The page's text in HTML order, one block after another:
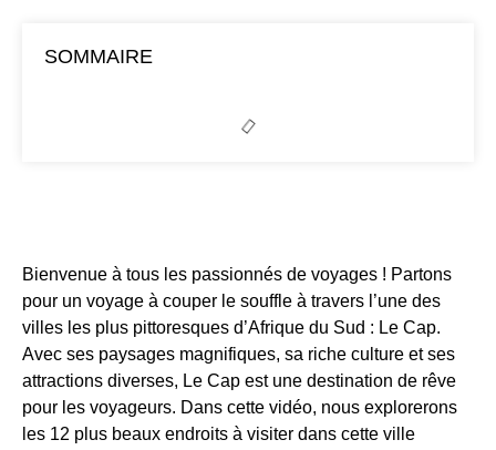
SOMMAIRE
Bienvenue à tous les passionnés de voyages ! Partons
pour un voyage à couper le souffle à travers l’une des
villes les plus pittoresques d’Afrique du Sud : Le Cap.
Avec ses paysages magnifiques, sa riche culture et ses
attractions diverses, Le Cap est une destination de rêve
pour les voyageurs. Dans cette vidéo, nous explorerons
les 12 plus beaux endroits à visiter dans cette ville